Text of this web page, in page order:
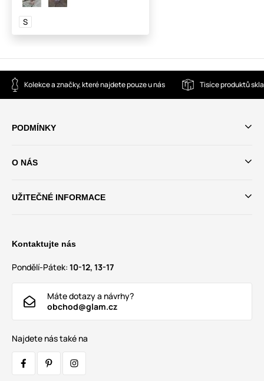
S
Kolekce a značky, které najdete pouze u nás Tisíce produktů
PODMÍNKY
O NÁS
UŽITEČNÉ INFORMACE
Kontaktujte nás
Pondělí-Pátek: 10-12, 13-17
Máte dotazy a návrhy?
obchod@glam.cz
Najdete nás také na